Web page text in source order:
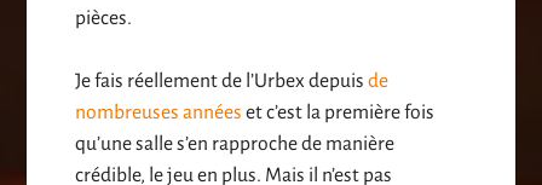
pièces.
Je fais réellement de l’Urbex depuisde
nombreuses années et c’est la première fois
qu’une salle s’en rapproche de manière
crédible, le jeu en plus. Mais il n’est pas